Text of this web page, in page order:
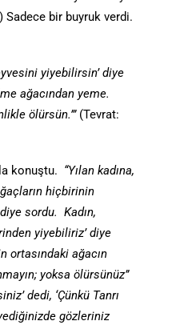
Sadece bir buyruk verdi.
yiyebilirsin’ diye
ağacından yeme.
ölürsün.’”(Tevrat:
konuştu. “Yılan kadına,
hiçbirinin
sordu. Kadın,
yiyebiliriz’ diye
ortasındaki ağacın
yoksa ölürsünüz”
dedi, ‘Çünkü Tanrı
gözleriniz